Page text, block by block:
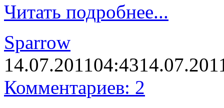
Читать подробнее...
Sparrow
14.07.2011 04:43
Комментариев: 2